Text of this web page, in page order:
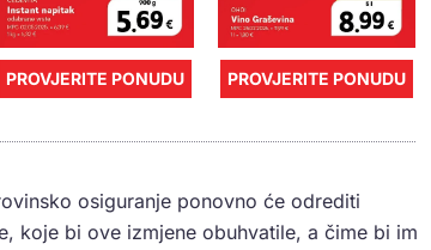
PROVJERITE PONUDU PROVJERITE PONUDU
osiguranje ponovno će odrediti
koje bi ove izmjene obuhvatile, a čime bi im